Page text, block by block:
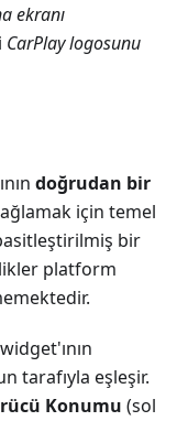
ekranı
CarPlay logosunu
doğrudan bir
için temel
bir
platform
tarafıyla eşleşir.
Konumu (sol